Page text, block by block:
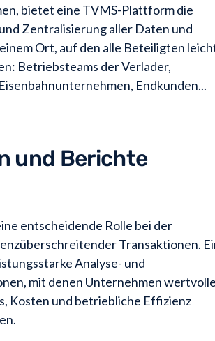
bietet eine TVMS-Plattform die
Zentralisierung aller Daten und
Ort, auf den alle Beteiligten
Betriebsteams der Verlader,
Endkunden...
und Berichte
entscheidende Rolle bei der
Transaktionen.
Analyse- und
mit denen Unternehmen
Kosten und betriebliche Effizienz